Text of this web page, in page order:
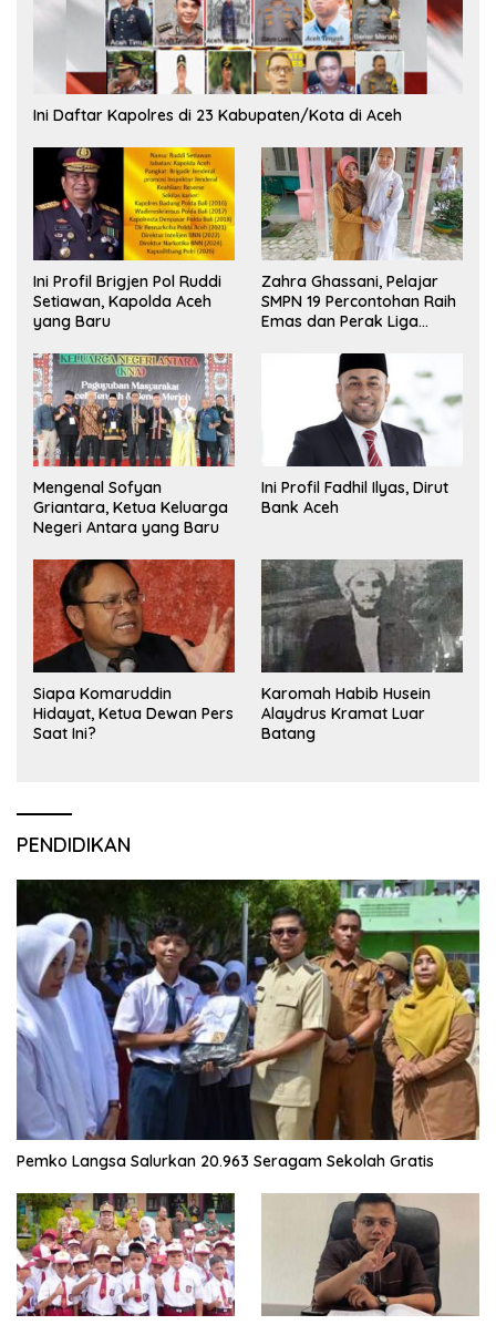
Ini Daftar Kapolres di 23 Kabupaten/Kota di Aceh
Ini Profil Brigjen Pol Ruddi
Setiawan, Kapolda Aceh
yang Baru
Zahra Ghassani, Pelajar
SMPN 19 Percontohan Raih
Emas dan Perak Liga
Mengenal Sofyan
Griantara, Ketua Keluarga
Negeri Antara yang Baru
Ini Profil Fadhil Ilyas, Dirut
Bank Aceh
Siapa Komaruddin
Hidayat, Ketua Dewan Pers
Saat Ini?
Karomah Habib Husein
Alaydrus Kramat Luar
Batang
PENDIDIKAN
Pemko Langsa Salurkan 20.963 Seragam Sekolah Gratis